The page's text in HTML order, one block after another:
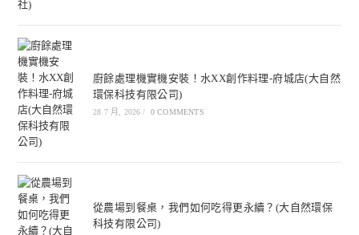
廚餘處理機實機安裝！水XX創作料理-府城店(大自然
環保科技有限公司)
28 7 月, 2026 / 0 COMMENTS
從農場到餐桌，我們如何吃得更永續？(大自然環保
科技有限公司)